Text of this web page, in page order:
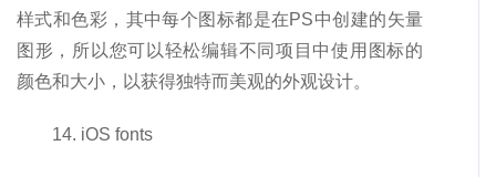
样式和色彩，其中每个图标都是在PS中创建的矢量
图形，所以您可以轻松编辑不同项目中使用图标的
颜色和大小，以获得独特而美观的外观设计。
14. iOS fonts